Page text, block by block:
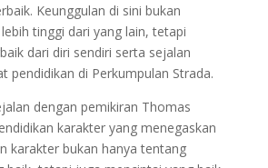
Keunggulan di sini bukan
tinggi dari yang lain, tetapi
dari diri sendiri serta sejalan
pendidikan di Perkumpulan Strada.
dengan pemikiran Thomas
karakter yang menegaskan
karakter bukan hanya tentang